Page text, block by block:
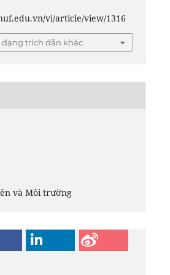
vi/article/view/1316
dạng trích dẫn khác
và Môi trường